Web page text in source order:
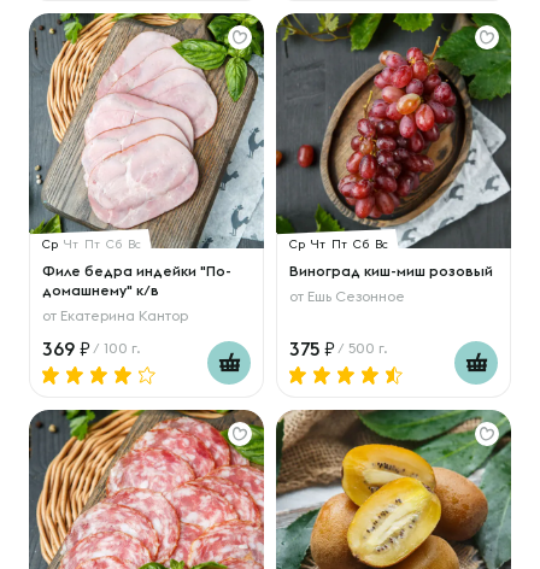
Ср Чт Пт Сб Вс
Филе бедра индейки "По-
домашнему" к/в
от Екатерина Кантор
369 / 100 г.
Ср Чт Пт Сб Вс
Виноград киш-миш розовый
от Ешь Сезонное
375 / 500 г.